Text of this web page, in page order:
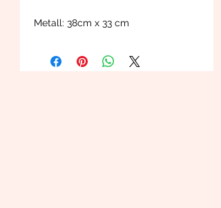
Metall: 38cm x 33 cm